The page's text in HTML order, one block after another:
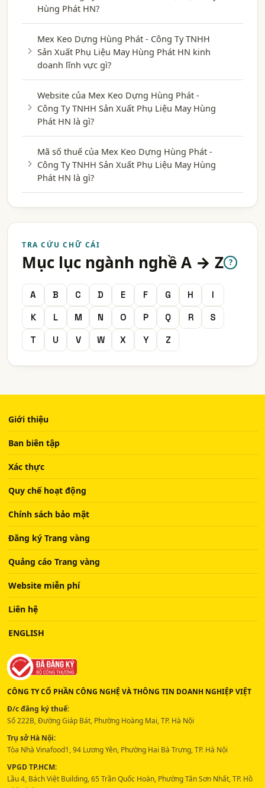
Hùng Phát HN?
Mex Keo Dựng Hùng Phát - Công Ty TNHH
Sản Xuất Phụ Liệu May Hùng Phát HN kinh
doanh lĩnh vực gì?
Website của Mex Keo Dựng Hùng Phát -
Công Ty TNHH Sản Xuất Phụ Liệu May Hùng
Phát HN là gì?
Mã số thuế của Mex Keo Dựng Hùng Phát -
Công Ty TNHH Sản Xuất Phụ Liệu May Hùng
Phát HN là gì?
TRA CỨU CHỮ CÁI
Mục lục ngành nghề A → Z ?
A B C D E F G H
I
K
L M N O P Q R
S
T
U V W X Y Z
Giới thiệu
Ban biên tập
Xác thực
Quy chế hoạt động
Chính sách bảo mật
Đăng ký Trang vàng
Quảng cáo Trang vàng
Website miễn phí
Liên hệ
ENGLISH
CÔNG TY CỔ PHẦN CÔNG NGHỆ VÀ THÔNG TIN DOANH NGHIỆP VIỆT
Đ/c đăng ký thuế:
Số 222B, Đường Giáp Bát, Phường Hoàng Mai, TP. Hà Nội
Trụ sở Hà Nội:
Tòa Nhà Vinafood1, 94 Lương Yên, Phường Hai Bà Trưng, TP. Hà Nội
VPGD TP.HCM:
Lầu 4, Bách Việt Building, 65 Trần Quốc Hoàn, Phường Tân Sơn Nhất, TP. Hồ